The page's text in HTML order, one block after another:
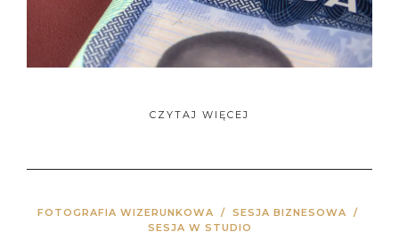
CZYTAJ WIĘCEJ
FOTOGRAFIA WIZERUNKOWA / SESJA BIZNESOWA /
SESJA W STUDIO